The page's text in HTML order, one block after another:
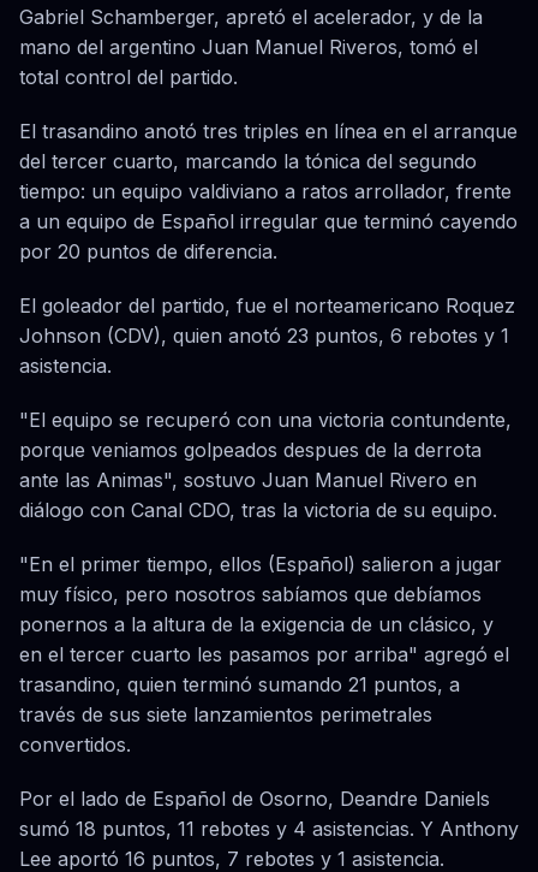
Gabriel Schamberger, apretó el acelerador, y de la
mano del argentino Juan Manuel Riveros, tomó el
total control del partido.
El trasandino anotó tres triples en línea en el arranque
del tercer cuarto, marcando la tónica del segundo
tiempo: un equipo valdiviano a ratos arrollador, frente
a un equipo de Español irregular que terminó cayendo
por 20 puntos de diferencia.
El goleador del partido, fue el norteamericano Roquez
Johnson (CDV), quien anotó 23 puntos, 6 rebotes y 1
asistencia.
"El equipo se recuperó con una victoria contundente,
porque veniamos golpeados despues de la derrota
ante las Animas", sostuvo Juan Manuel Rivero en
diálogo con Canal CDO, tras la victoria de su equipo.
"En el primer tiempo, ellos (Español) salieron a jugar
muy físico, pero nosotros sabíamos que debíamos
ponernos a la altura de la exigencia de un clásico, y
en el tercer cuarto les pasamos por arriba" agregó el
trasandino, quien terminó sumando 21 puntos, a
través de sus siete lanzamientos perimetrales
convertidos.
Por el lado de Español de Osorno, Deandre Daniels
sumó 18 puntos, 11 rebotes y 4 asistencias. Y Anthony
Lee aportó 16 puntos, 7 rebotes y 1 asistencia.